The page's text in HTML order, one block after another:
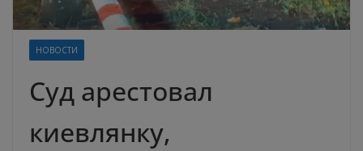
НОВОСТИ
Суд арестовал
киевлянку,